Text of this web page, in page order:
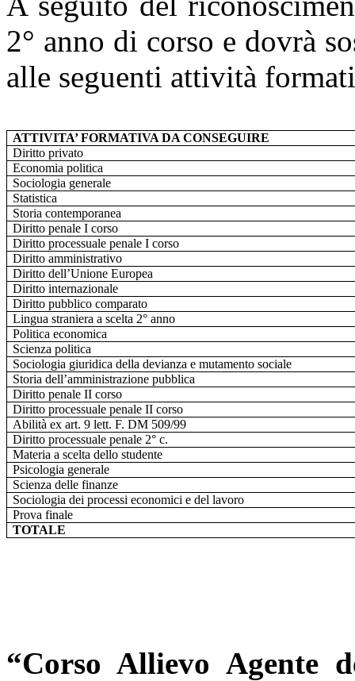
2° anno di corso e dovrà
alle seguenti attività
ATTIVITA’ FORMATIVA DA CONSEGUIRE
Diritto privato
Economia politica
Sociologia generale
Statistica
Storia contemporanea
Diritto penale I corso
Diritto processuale penale I corso
Diritto amministrativo
Diritto dell’Unione Europea
Diritto internazionale
Diritto pubblico comparato
Lingua straniera a scelta 2° anno
Politica economica
Scienza politica
Sociologia giuridica della devianza e mutamento sociale
Storia dell’amministrazione pubblica
Diritto penale II corso
Diritto processuale penale II corso
Abilità ex art. 9 lett. F. DM 509/99
Diritto processuale penale 2° c.
Materia a scelta dello studente
Psicologia generale
Scienza delle finanze
Sociologia dei processi economici e del lavoro
Prova finale
TOTALE
“Corso Allievo Agente